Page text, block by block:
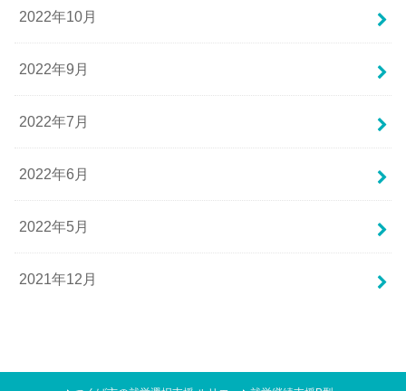
2022年10月
2022年9月
2022年7月
2022年6月
2022年5月
2021年12月